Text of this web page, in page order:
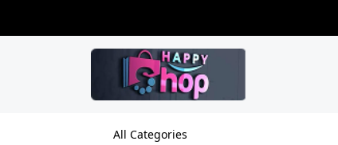
All Categories